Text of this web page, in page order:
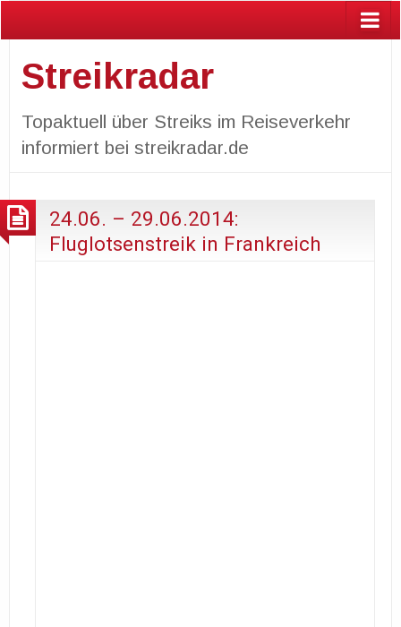
Streikradar
Topaktuell über Streiks im Reiseverkehr
informiert bei streikradar.de
24.06. – 29.06.2014:
Fluglotsenstreik in Frankreich